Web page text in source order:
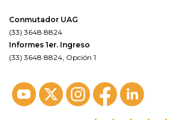
Conmutador UAG
(33) 3648 8824
Informes 1er. Ingreso
(33) 3648 8824, Opción 1